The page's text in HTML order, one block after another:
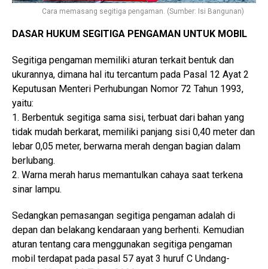
Cara memasang segitiga pengaman. (Sumber: Isi Bangunan)
DASAR HUKUM SEGITIGA PENGAMAN UNTUK MOBIL
Segitiga pengaman memiliki aturan terkait bentuk dan
ukurannya, dimana hal itu tercantum pada Pasal 12 Ayat 2
Keputusan Menteri Perhubungan Nomor 72 Tahun 1993,
yaitu:
1. Berbentuk segitiga sama sisi, terbuat dari bahan yang
tidak mudah berkarat, memiliki panjang sisi 0,40 meter dan
lebar 0,05 meter, berwarna merah dengan bagian dalam
berlubang.
2. Warna merah harus memantulkan cahaya saat terkena
sinar lampu.
Sedangkan pemasangan segitiga pengaman adalah di
depan dan belakang kendaraan yang berhenti. Kemudian
aturan tentang cara menggunakan segitiga pengaman
mobil terdapat pada pasal 57 ayat 3 huruf C Undang-